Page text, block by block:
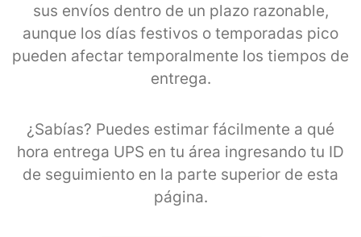
sus envíos dentro de un plazo razonable,
aunque los días festivos o temporadas pico
pueden afectar temporalmente los tiempos de
entrega.
¿Sabías? Puedes estimar fácilmente a qué
hora entrega UPS en tu área ingresando tu ID
de seguimiento en la parte superior de esta
página.